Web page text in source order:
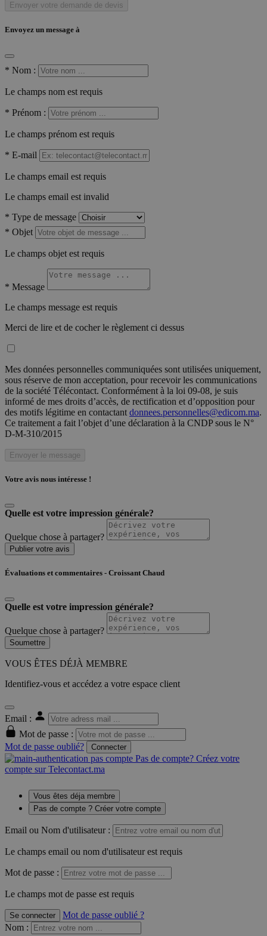
Envoyer votre demande de devis
Envoyez un message à
* Nom :
Le champs nom est requis
* Prénom :
Le champs prénom est requis
* E-mail
Le champs email est requis
Le champs email est invalid
* Type de message
* Objet
Le champs objet est requis
* Message
Le champs message est requis
Merci de lire et de cocher le règlement ci dessus
Mes données personnelles communiquées sont utilisées uniquement,
sous réserve de mon acceptation, pour recevoir les communications
de la société Télécontact. Conformément à la loi 09-08, je suis
informé de mes droits d’accès, de rectification et d’opposition pour
des motifs légitime en contactant donnees.personnelles@edicom.ma.
Ce traitement a fait l’objet d’une déclaration à la CNDP sous le N°
D-M-310/2015
Envoyer le message
Votre avis nous intéresse !
Quelle est votre impression générale?
Quelque chose à partager?
Publier votre avis
Évaluations et commentaires - Croissant Chaud
Quelle est votre impression générale?
Quelque chose à partager?
Soumettre
VOUS ÊTES DÉJÀ MEMBRE
Identifiez-vous et accédez a votre espace client
Email :
Mot de passe :
Mot de passe oublié?
Connecter
Pas de compte? Créez votre
compte sur Telecontact.ma
Vous êtes déja membre
Pas de compte ? Créer votre compte
Email ou Nom d'utilisateur :
Le champs email ou nom d'utilisateur est requis
Mot de passe :
Le champs mot de passe est requis
Se connecter
Mot de passe oublié ?
Nom :